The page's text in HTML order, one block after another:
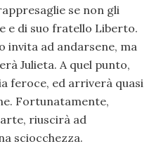
se non gli
e di suo fratello Liberto.
invita ad andarsene, ma
Julieta. A quel punto,
feroce, ed arriverà quasi
Fortunatamente,
riuscirà ad
sciocchezza.